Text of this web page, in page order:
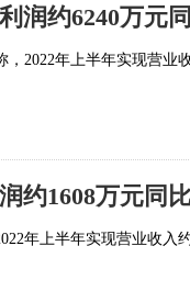
润约6240万元
2022年上半年实现营业
约1608万元同
年上半年实现营业收入